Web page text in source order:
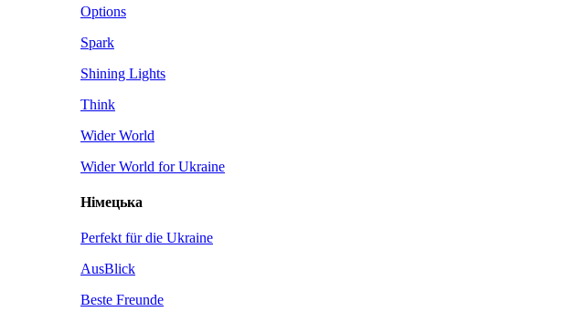
Options
Spark
Shining Lights
Think
Wider World
Wider World for Ukraine
Німецька
Perfekt für die Ukraine
AusBlick
Beste Freunde